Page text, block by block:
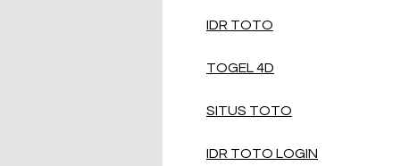
IDR TOTO
TOGEL 4D
SITUS TOTO
IDR TOTO LOGIN